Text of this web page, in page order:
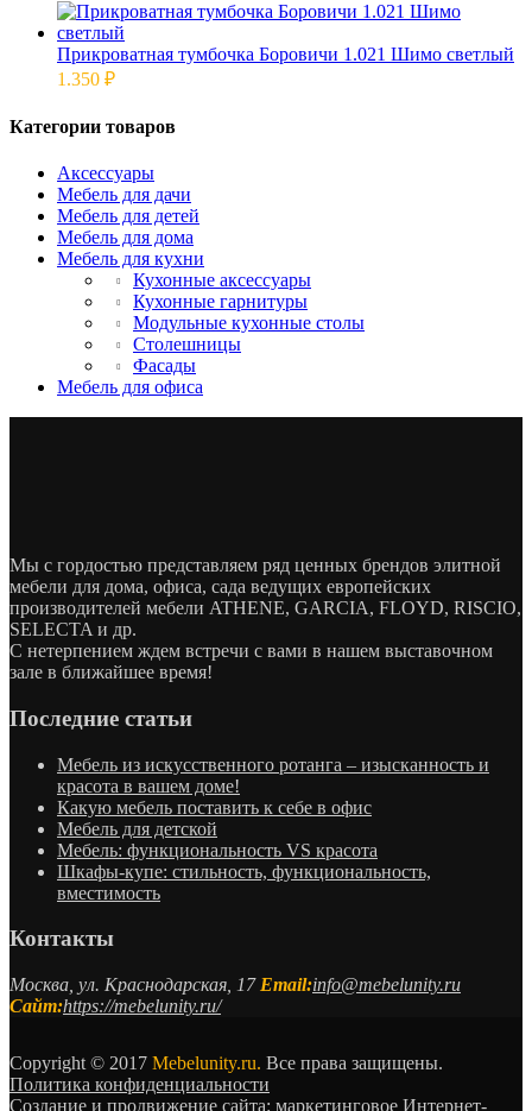
Прикроватная тумбочка Боровичи 1.021 Шимо светлый
1.350 ₽
Категории товаров
Аксессуары
Мебель для дачи
Мебель для детей
Мебель для дома
Мебель для кухни
Кухонные аксессуары
Кухонные гарнитуры
Модульные кухонные столы
Столешницы
Фасады
Мебель для офиса
Мы с гордостью представляем ряд ценных брендов элитной
мебели для дома, офиса, сада ведущих европейских
производителей мебели ATHENE, GARCIA, FLOYD, RISCIO,
SELECTA и др.
С нетерпением ждем встречи с вами в нашем выставочном
зале в ближайшее время!
Последние статьи
Мебель из искусственного ротанга – изысканность и
красота в вашем доме!
Какую мебель поставить к себе в офис
Мебель для детской
Мебель: функциональность VS красота
Шкафы-купе: стильность, функциональность,
вместимость
Контакты
Москва, ул. Краснодарская, 17 Email:info@mebelunity.ru
Сайт:https://mebelunity.ru/
Copyright © 2017 Mebelunity.ru. Все права защищены.
Политика конфиденциальности
Создание и продвижение сайта: маркетинговое Интернет-